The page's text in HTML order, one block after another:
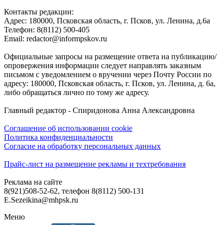
Контакты редакции:
Адреc: 180000, Псковская область, г. Псков, ул. Ленина, д.6а
Телефон: 8(8112) 500-405
Email: redactor@informpskov.ru
Официальные запросы на размещение ответа на публикацию/
опровержения информации следует направлять заказным
письмом с уведомлением о вручении через Почту России по
адресу: 180000, Псковская область, г. Псков, ул. Ленина, д. 6а,
либо обращаться лично по тому же адресу.
Главный редактор - Спиридонова Анна Александровна
Соглашение об использовании cookie
Политика конфиденциальности
Согласие на обработку персональных данных
Прайс-лист на размещение рекламы и техтребования
Реклама на сайте
8(921)508-52-62, телефон 8(8112) 500-131
E.Sezeikina@mhpsk.ru
Меню